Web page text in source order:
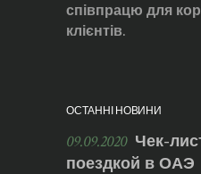
співпрацю для
клієнтів.
ОСТАННІ НОВИНИ
09.09.2020 Чек-
поездкой в ОАЭ